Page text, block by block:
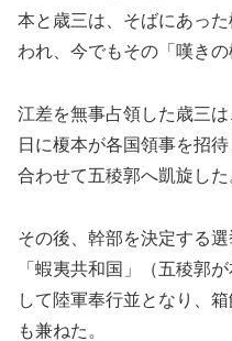
本と歳三は、そばにあっ
われ、今でもその「嘆きの
江差を無事占領した歳三
日に榎本が各国領事を招
合わせて五稜郭へ凱旋した
その後、幹部を決定する
「蝦夷共和国」（五稜郭
して陸軍奉行並となり、
も兼ねた。